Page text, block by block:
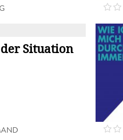
Situation